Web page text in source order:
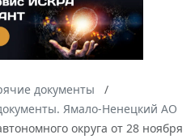
документы
Ямало-Ненецкий АО
округа от 28 ноября